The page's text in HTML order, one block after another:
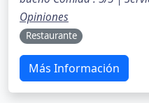
Opiniones
Restaurante
Más Información